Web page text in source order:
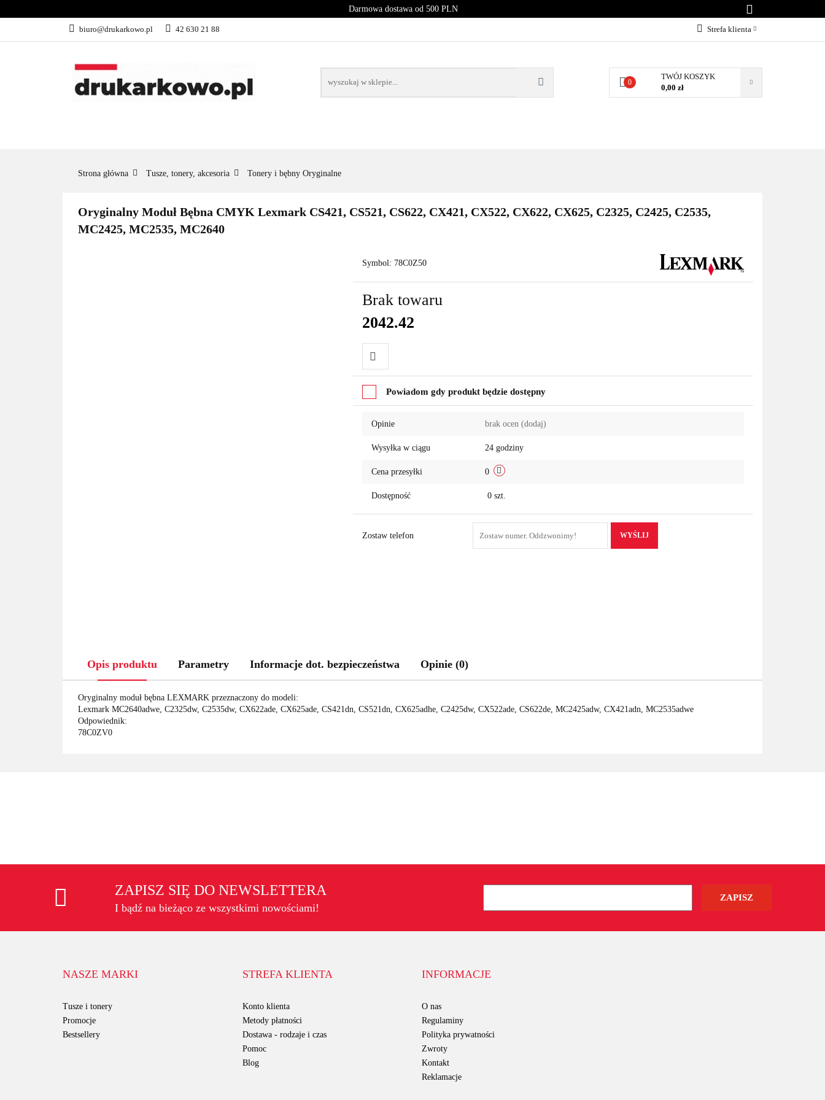
Darmowa dostawa od 500 PLN
biuro@drukarkowo.pl 42 630 21 88 Strefa klienta
Załóż konto
0
TWÓJ KOSZYK
0,00 zł
KATEGORIE PROMOCJE NOWOŚCI BESTSELLERY BLOG KONTAKT
Strona główna Tusze, tonery, akcesoria Tonery i bębny Oryginalne
Oryginalny Moduł Bębna CMYK Lexmark CS421, CS521, CS622, CX421, CX522, CX622, CX625, C2325, C2425, C2535,
MC2425, MC2535, MC2640
Symbol: 78C0Z50
Brak towaru
2042.42
Do
Powiadom gdy produkt będzie dostępny
Opinie brak ocen (dodaj)
Wysyłka w ciągu 24 godziny
Cena przesyłki 0
Dostępność 0 szt.
Zostaw telefon WYŚLIJ
Opis produktu Parametry Informacje dot. bezpieczeństwa Opinie (0)
Oryginalny moduł bębna LEXMARK przeznaczony do modeli:
Lexmark MC2640adwe, C2325dw, C2535dw, CX622ade, CX625ade, CS421dn, CS521dn, CX625adhe, C2425dw, CX522ade, CS622de, MC2425adw, CX421adn, MC2535adwe
Odpowiednik:
78C0ZV0
ZAPISZ SIĘ DO NEWSLETTERA
I bądź na bieżąco ze wszystkimi nowościami!
NASZE MARKI
Tusze i tonery
Promocje
Bestsellery
STREFA KLIENTA
Konto klienta
Metody płatności
Dostawa - rodzaje i czas
Pomoc
Blog
INFORMACJE
O nas
Regulaminy
Polityka prywatności
Zwroty
Kontakt
Reklamacje